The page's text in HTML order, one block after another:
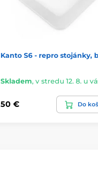
Kanto S6 - repro stojánky,
Skladem, v stredu 12. 8. u
50 € Do